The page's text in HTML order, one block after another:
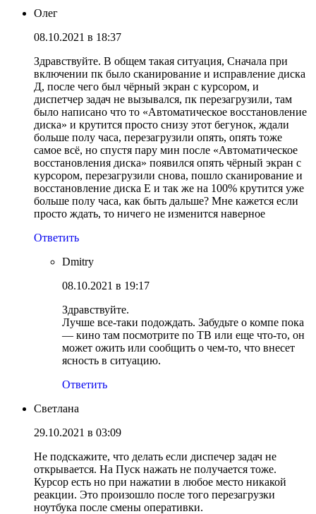
Олег
08.10.2021 в 18:37
Здравствуйте. В общем такая ситуация, Сначала при
включении пк было сканирование и исправление диска
Д, после чего был чёрный экран с курсором, и
диспетчер задач не вызывался, пк перезагрузили, там
было написано что то «Автоматическое восстановление
диска» и крутится просто снизу этот бегунок, ждали
больше полу часа, перезагрузили опять, опять тоже
самое всё, но спустя пару мин после «Автоматическое
восстановления диска» появился опять чёрный экран с
курсором, перезагрузили снова, пошло сканирование и
восстановление диска Е и так же на 100% крутится уже
больше полу часа, как быть дальше? Мне кажется если
просто ждать, то ничего не изменится наверное
Ответить
Dmitry
08.10.2021 в 19:17
Здравствуйте.
Лучше все-таки подождать. Забудьте о компе пока
— кино там посмотрите по ТВ или еще что-то, он
может ожить или сообщить о чем-то, что внесет
ясность в ситуацию.
Ответить
Светлана
29.10.2021 в 03:09
Не подскажите, что делать если диспечер задач не
открывается. На Пуск нажать не получается тоже.
Курсор есть но при нажатии в любое место никакой
реакции. Это произошло после того перезагрузки
ноутбука после смены оперативки.